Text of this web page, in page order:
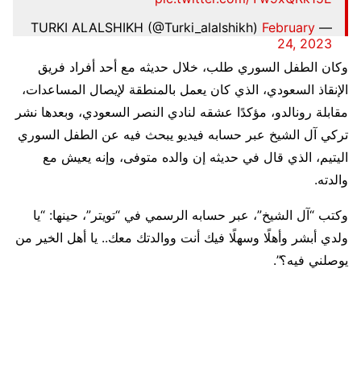
— TURKI ALALSHIKH (@Turki_alalshikh)
February
24, 2023
وكان الطفل السوري طلب، خلال حديثه مع أحد أفراد فريق
الإنقاذ السعودي، الذي كان يعمل بالمنطقة لإيصال المساعدات،
مقابلة رونالدو، مؤكدًا عشقه لنادي النصر السعودي، وبعدها نشر
تركي آل الشيخ عبر حسابه فيديو يبحث فيه عن الطفل السوري
اليتيم، الذي قال في حديثه إن والده متوفى، وإنه يعيش مع
والدته.
وكتب “آل الشيخ”، عبر حسابه الرسمي في “تويتر”، حينها: “يا
ولدي أبشر وأهلًا وسهلًا فيك أنت ووالدتك معك.. يا أهل الخير من
يوصلني فيه؟”.